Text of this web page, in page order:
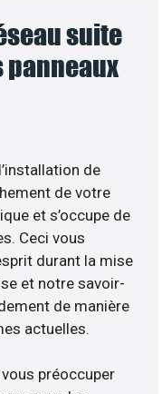
suite
panneaux
de
de votre
et s’occupe de
Ceci vous
durant la mise
et notre savoir-
de manière
actuelles.
vous préoccuper